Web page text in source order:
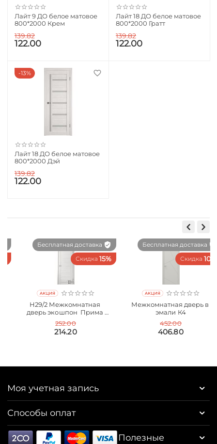
Лайт 9 ДО белое матовое
800*2000 Крем
139.82
122.00
Лайт 18 ДО белое матовое
800*2000 Гратт
139.82
122.00
13%
Лайт 18 ДО белое матовое
800*2000 Дэй
139.82
122.00
Бесплатная доставка
Скидка 15%
AКЦИЯ
Н29/2 Межкомнатная
дверь экошпон  Прима
Порта
252.00
214.20
Бесплатная доставка
Скидка 10%
AКЦИЯ
Межкомнатная дверь в
эмали К4
452.00
406.80
Моя учетная запись
Способы оплат
Полезные